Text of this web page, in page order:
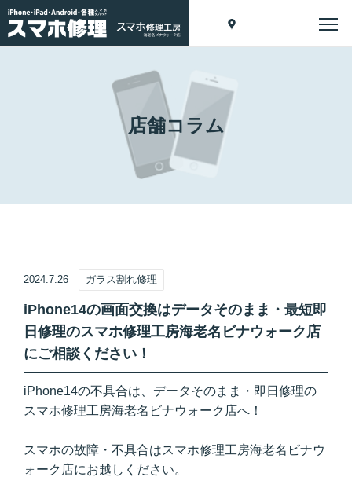
店舗コラム
2024.7.26 ガラス割れ修理
iPhone14の画面交換はデータそのまま・最短即
日修理のスマホ修理工房海老名ビナウォーク店
にご相談ください！
iPhone14の不具合は、データそのまま・即日修理の
スマホ修理工房海老名ビナウォーク店へ！
スマホの故障・不具合はスマホ修理工房海老名ビナウ
ォーク店にお越しください。